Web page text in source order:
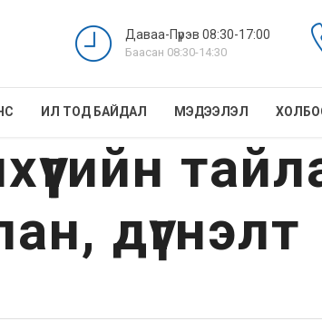
Даваа-Пүрэв 08:30-17:00
Баасан 08:30-14:30
ИЛ ТОД БАЙДАЛ МЭДЭЭЛЭЛ
дүгнэлт